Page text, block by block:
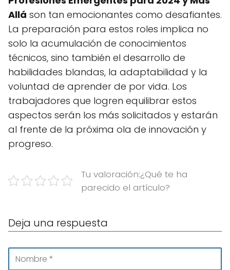
Allá son tan emocionantes como desafiantes.
La preparación para estos roles implica no
solo la acumulación de conocimientos
técnicos, sino también el desarrollo de
habilidades blandas, la adaptabilidad y la
voluntad de aprender de por vida. Los
trabajadores que logren equilibrar estos
aspectos serán los más solicitados y estarán
al frente de la próxima ola de innovación y
progreso.
Tu valoración:¿Qué te ha
parecido el artículo?
Deja una respuesta